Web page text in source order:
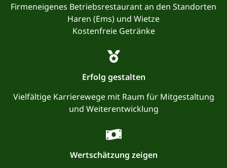
Firmeneigenes Betriebsrestaurant an den Standorten
Haren (Ems) und Wietze
Kostenfreie Getränke
Erfolg gestalten
Vielfältige Karrierewege mit Raum für Mitgestaltung
und Weiterentwicklung
Wertschätzung zeigen